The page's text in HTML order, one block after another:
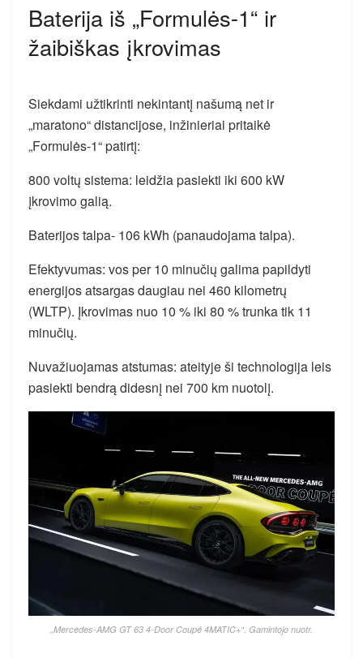
Baterija iš „Formulės-1“ ir
žaibiškas įkrovimas
Siekdami užtikrinti nekintantį našumą net ir
„maratono“ distancijose, inžinieriai pritaikė
„Formulės-1“ patirtį:
800 voltų sistema: leidžia pasiekti iki 600 kW
įkrovimo galią.
Baterijos talpa- 106 kWh (panaudojama talpa).
Efektyvumas: vos per 10 minučių galima papildyti
energijos atsargas daugiau nei 460 kilometrų
(WLTP). Įkrovimas nuo 10 % iki 80 % trunka tik 11
minučių.
Nuvažiuojamas atstumas: ateityje ši technologija leis
pasiekti bendrą didesnį nei 700 km nuotolį.
„Mercedes-AMG GT 63 4-Door Coupé 4MATIC+“. Gamintojo nuotr.